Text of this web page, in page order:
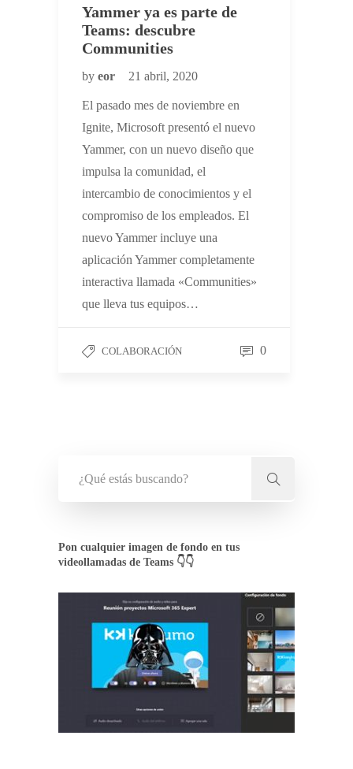
Yammer ya es parte de
Teams: descubre
Communities
by eor 21 abril, 2020
El pasado mes de noviembre en
Ignite, Microsoft presentó el nuevo
Yammer, con un nuevo diseño que
impulsa la comunidad, el
intercambio de conocimientos y el
compromiso de los empleados. El
nuevo Yammer incluye una
aplicación Yammer completamente
interactiva llamada «Communities»
que lleva tus equipos…
COLABORACIÓN 0
Pon cualquier imagen de fondo en tus
videollamadas de Teams 👇👇